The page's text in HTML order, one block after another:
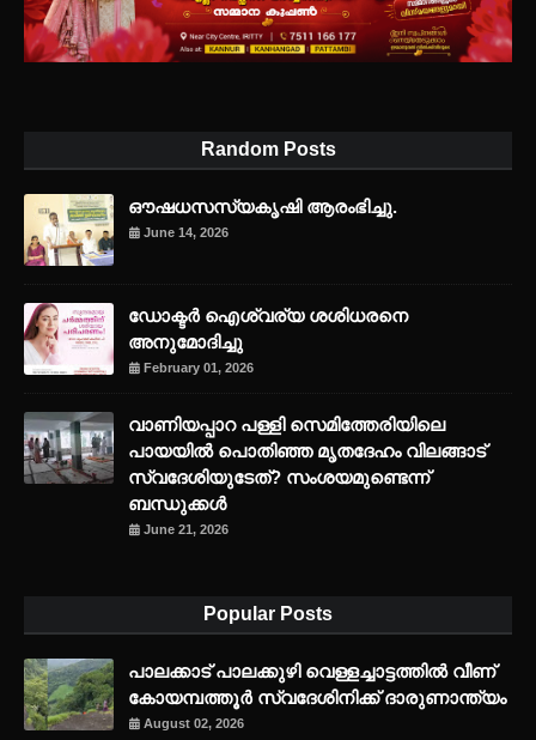
Random Posts
ഔഷധസസ്യകൃഷി ആരംഭിച്ചു.
June 14, 2026
ഡോക്ടർ ഐശ്വര്യ ശശിധരനെ
അനുമോദിച്ചു
February 01, 2026
വാണിയപ്പാറ പള്ളി സെമിത്തേരിയിലെ
പായയിൽ പൊതിഞ്ഞ മൃതദേഹം വിലങ്ങാട്
സ്വദേശിയുടേത്? സംശയമുണ്ടെന്ന്
ബന്ധുക്കൾ
June 21, 2026
Popular Posts
പാലക്കാട് പാലക്കുഴി വെള്ളച്ചാട്ടത്തില്‍ വീണ്
കോയമ്പത്തൂര്‍ സ്വദേശിനിക്ക് ദാരുണാന്ത്യം
August 02, 2026